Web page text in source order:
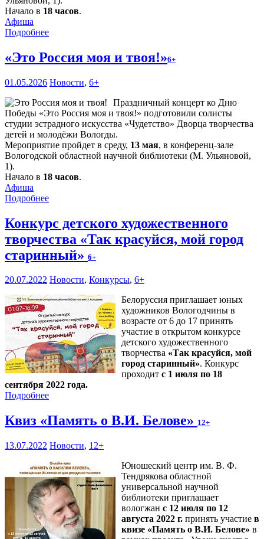
Начало в 18 часов.
Афиша
Подробнее
«Это Россия моя и твоя!»6+
01.05.2026 Новости, 6+
Праздничный концерт ко Дню
Победы «Это Россия моя и твоя!» подготовили солисты
студии эстрадного искусства «Чудетство» Дворца творчества
детей и молодёжи Вологды.
Мероприятие пройдет в среду, 13 мая, в конференц-зале
Вологодской областной научной библиотеки (М. Ульяновой,
1).
Начало в 18 часов.
Афиша
Подробнее
Конкурс детского художественного
творчества «Так красуйся, мой город
старинный» 6+
20.07.2022 Новости, Конкурсы, 6+
Белоруссия приглашает юных
художников Вологодчины в
возрасте от 6 до 17 принять
участие в открытом конкурсе
детского художественного
творчества «Так красуйся, мой
город старинный». Конкурс
проходит с 1 июля по 18
сентября 2022 года.
Подробнее
Квиз «Память о В.И. Белове» 12+
13.07.2022 Новости, 12+
Юношеский центр им. В. Ф.
Тендрякова областной
универсальной научной
библиотеки приглашает
вологжан с 12 июля по 12
августа 2022 г. принять участие в
квизе «Память о В.И. Белове» в